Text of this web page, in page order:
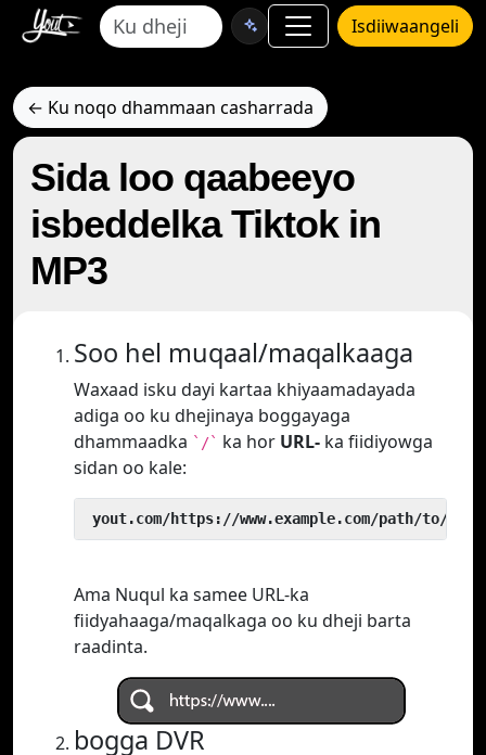
Isdiiwaangeli
← Ku noqo dhammaan casharrada
Sida loo qaabeeyo
isbeddelka Tiktok in
MP3
Soo hel muqaal/maqalkaaga
Waxaad isku dayi kartaa khiyaamadayada
adiga oo ku dhejinaya boggayaga
dhammaadka `/` ka hor URL- ka fiidiyowga
sidan oo kale:
yout.com/https://www.example.com/path/to/
Ama Nuqul ka samee URL-ka
fiidyahaaga/maqalkaga oo ku dheji barta
raadinta.
bogga DVR